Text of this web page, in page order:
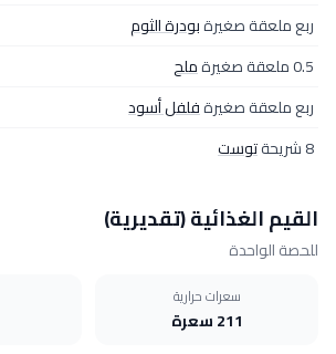
ربع ملعقة صغيرةبودرة الثوم
0.5 ملعقة صغيرة
ملح
ربع ملعقة صغيرةفلفل أسود
8 شريحة
توست
القيم الغذائية (تقديرية)
للحصة الواحدة
سعرات حرارية
211 سعرة